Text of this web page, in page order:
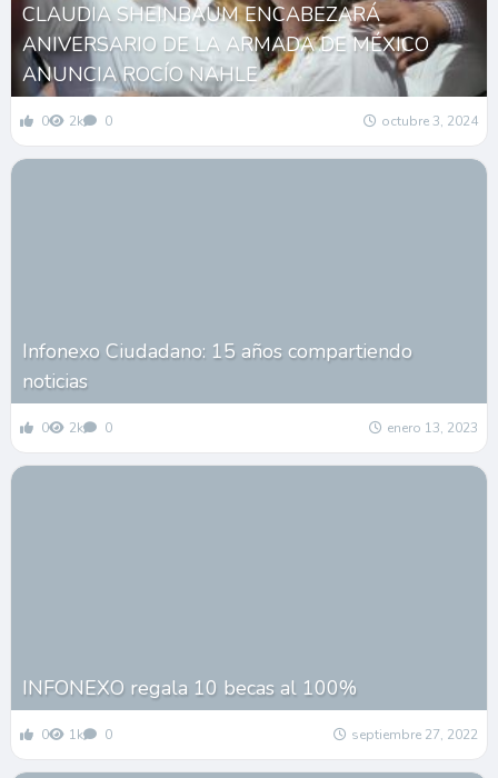
CLAUDIA SHEINBAUM ENCABEZARÁ
ANIVERSARIO DE LA ARMADA DE MÉXICO
ANUNCIA ROCÍO NAHLE
0 2k 0 octubre 3, 2024
Infonexo Ciudadano: 15 años compartiendo
noticias
0 2k 0 enero 13, 2023
INFONEXO regala 10 becas al 100%
0 1k 0 septiembre 27, 2022